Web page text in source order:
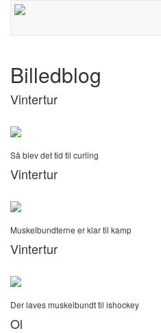
Billedblog
Vintertur
Så blev det tid til curling
Vintertur
Muskelbundterne er klar til kamp
Vintertur
Der laves muskelbundt til ishockey
Ol